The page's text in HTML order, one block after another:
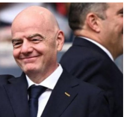
ايوا مصر
الاخبار الشائعة
إنفانتينو يخطو
عمر إبراهيم